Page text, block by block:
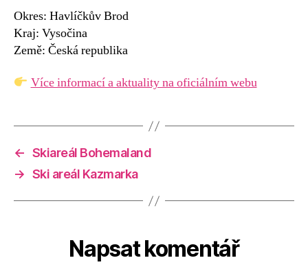
Okres: Havlíčkův Brod
Kraj: Vysočina
Země: Česká republika
Více informací a aktuality na oficiálním webu
← Skiareál Bohemaland
→ Ski areál Kazmarka
Napsat komentář